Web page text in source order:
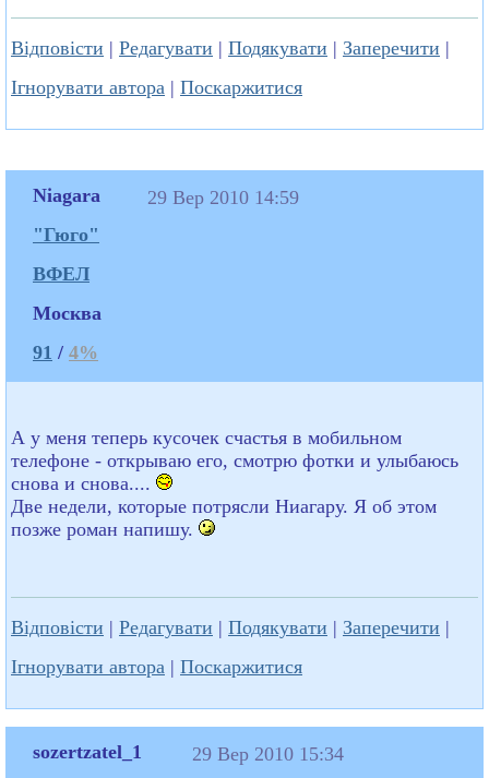
Відповісти | Редагувати | Подякувати | Заперечити |
Ігнорувати автора | Поскаржитися
Niagara
"Гюго"
ВФЕЛ
Москва
91 / 4%
29 Вер 2010 14:59
А у меня теперь кусочек счастья в мобильном
телефоне - открываю его, смотрю фотки и улыбаюсь
снова и снова....
Две недели, которые потрясли Ниагару. Я об этом
позже роман напишу.
Відповісти | Редагувати | Подякувати | Заперечити |
Ігнорувати автора | Поскаржитися
sozertzatel_1
29 Вер 2010 15:34